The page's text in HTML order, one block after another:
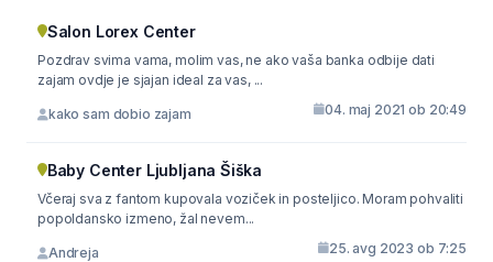
Salon Lorex Center
Pozdrav svima vama, molim vas, ne ako vaša banka odbije dati
zajam ovdje je sjajan ideal za vas, ...
kako sam dobio zajam 04. maj 2021 ob 20:49
Baby Center Ljubljana Šiška
Včeraj sva z fantom kupovala voziček in posteljico. Moram pohvaliti
popoldansko izmeno, žal nevem...
Andreja 25. avg 2023 ob 7:25